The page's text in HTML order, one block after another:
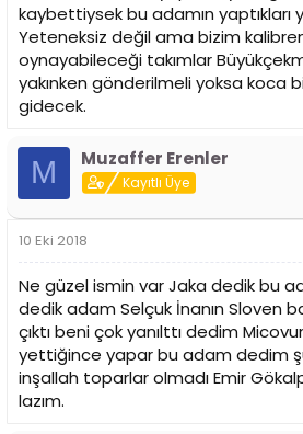
kaybettiysek bu adamın yaptıkları
Yeteneksiz değil ama bizim
oynayabileceği takımlar
yakınken gönderilmeli yoksa koca
gidecek.
M Muzaffer Erenler
Kayıtlı Üye
10 Eki 2018
Ne güzel ismin var Jaka dedik bu
dedik adam Selçuk İnanın Sloven
çıktı beni çok yanılttı dedim
yettiğince yapar bu adam dedim
inşallah toparlar olmadı Emir
lazım.